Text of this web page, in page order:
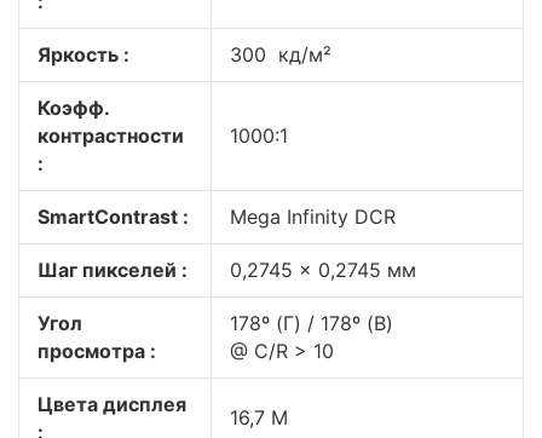
Яркость : 300 кд/м²
Коэфф.
контрастности
:
1000:1
SmartContrast : Mega Infinity DCR
Шаг пикселей : 0,2745 x 0,2745 мм
Угол
просмотра :
178º (Г) / 178º (В)
@ C/R > 10
Цвета дисплея
:
16,7 M